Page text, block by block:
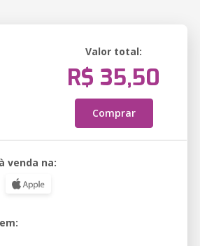
Valor total:
R$ 35,50
Comprar
venda na: